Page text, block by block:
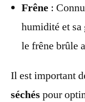
Frêne :
humidité et
le frêne brûle
Il est important
séchés pour